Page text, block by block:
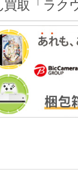
取「ラク